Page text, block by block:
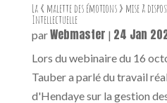
La « malette des émotions » mise à
Intellectuelle
parWebmaster | 24 Jan
Lors du webinaire du 16
Tauber a parlé du travail
d'Hendaye sur la gestion